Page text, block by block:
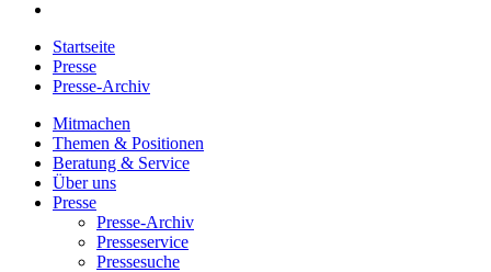
Startseite
Presse
Presse-Archiv
Mitmachen
Themen & Positionen
Beratung & Service
Über uns
Presse
Presse-Archiv
Presseservice
Pressesuche